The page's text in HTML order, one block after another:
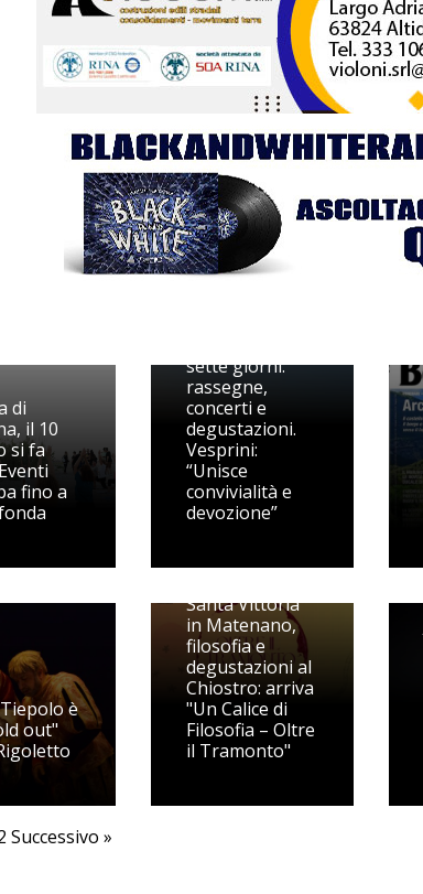
di
il 10
si fa
fino a
sette giorni:
rassegne,
concerti e
degustazioni.
Vesprini:
“Unisce
convivialità e
devozione”
è
out"
Santa Vittoria
in Matenano,
filosofia e
degustazioni al
Chiostro: arriva
"Un Calice di
Filosofia – Oltre
il Tramonto"
Successivo »